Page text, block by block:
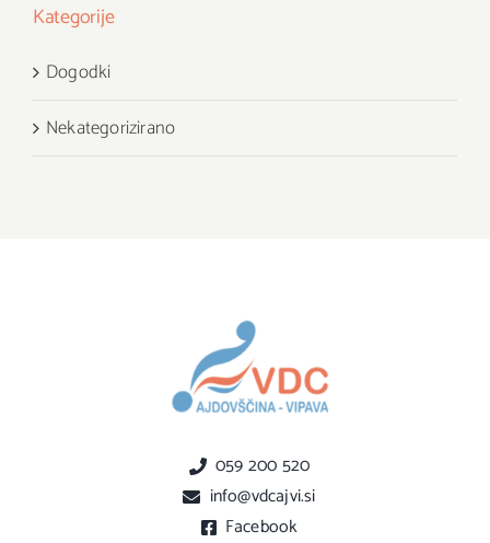
Kategorije
Dogodki
Nekategorizirano
059 200 520
info@vdcajvi.si
Facebook